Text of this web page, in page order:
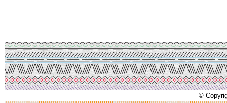
©